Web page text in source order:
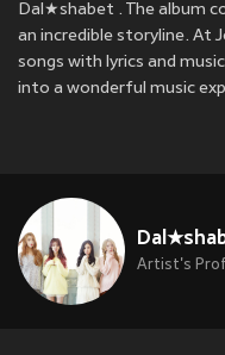
Dal★shabet . The album
an incredible storyline. At
songs with lyrics and
into a wonderful music
Artist's